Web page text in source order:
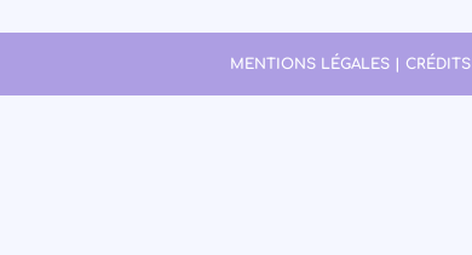
MENTIONS LÉGALES | CRÉDITS